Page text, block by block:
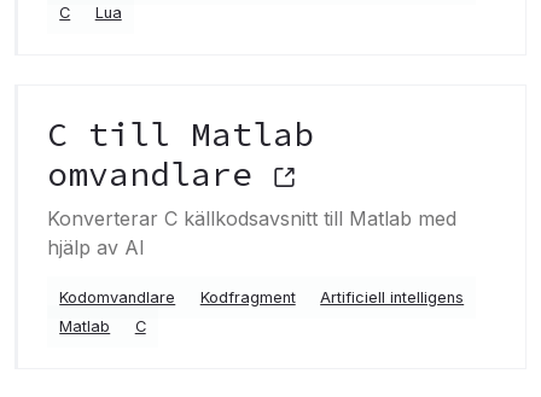
C
Lua
C till Matlab
omvandlare
Konverterar C källkodsavsnitt till Matlab med
hjälp av AI
Kodomvandlare Kodfragment
Artificiell intelligens
Matlab
C